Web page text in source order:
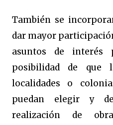
También se
dar mayor
asuntos de interés
posibilidad de que
localidades o
puedan elegir y
realización de